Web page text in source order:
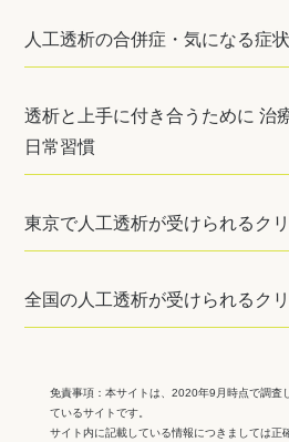
人工透析の合併症・気になる症状
透析と上手に付き合うために 治
日常習慣
東京で人工透析が受けられるク
全国の人工透析が受けられるク
免責事項： 本サイトは、2020年9月時点で調査
ているサイトです。
サイト内に記載している情報につきましては正